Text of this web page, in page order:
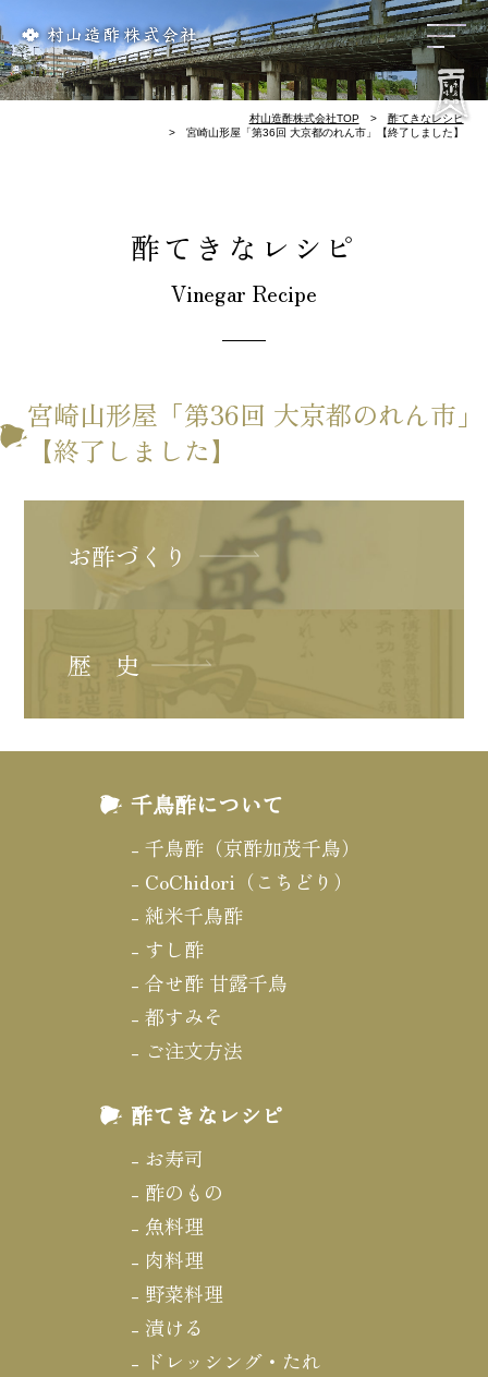
リンク集会社概要歴 史お酢づくり千鳥酢と南丹市料理屋様のレシピ酢てきなレシピ千鳥酢について
村山造酢株式会社TOP
酢てきなレシピ
宮崎山形屋「第36回 大京都のれん市」【終了しました】
酢てきなレシピ
Vinegar Recipe
宮崎山形屋「第36回 大京都のれん市」
【終了しました】
お酢づくり
歴 史
千鳥酢について
千鳥酢（京酢加茂千鳥）
CoChidori（こちどり）
純米千鳥酢
すし酢
合せ酢 甘露千鳥
都すみそ
ご注文方法
酢てきなレシピ
お寿司
酢のもの
魚料理
肉料理
野菜料理
漬ける
ドレッシング・たれ